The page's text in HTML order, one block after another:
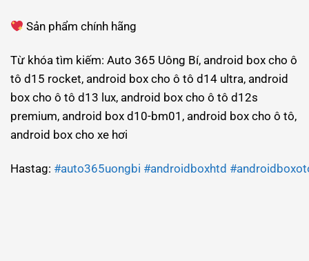
Sản phẩm chính hãng
Từ khóa tìm kiếm: Auto 365 Uông Bí, android box cho ô
tô d15 rocket, android box cho ô tô d14 ultra, android
box cho ô tô d13 lux, android box cho ô tô d12s
premium, android box d10-bm01, android box cho ô tô,
android box cho xe hơi
Hastag: #auto365uongbi #androidboxhtd